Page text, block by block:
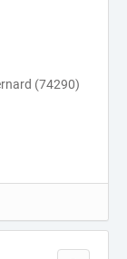
(74290)